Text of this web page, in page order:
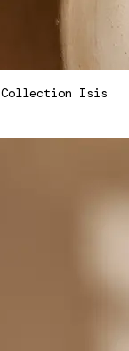
Collection Isis